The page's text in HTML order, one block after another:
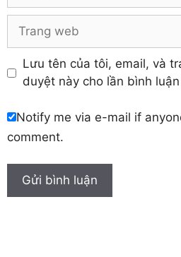
Trang
Lưu tên của tôi, email, và
duyệt này cho lần bình
Notify me via e-mail if
comment.